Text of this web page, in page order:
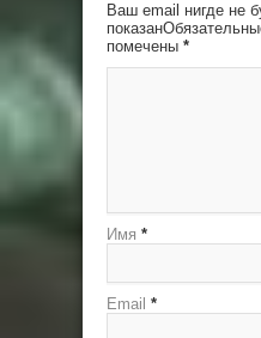
Ваш email нигде не
помечены *
Имя *
Email *